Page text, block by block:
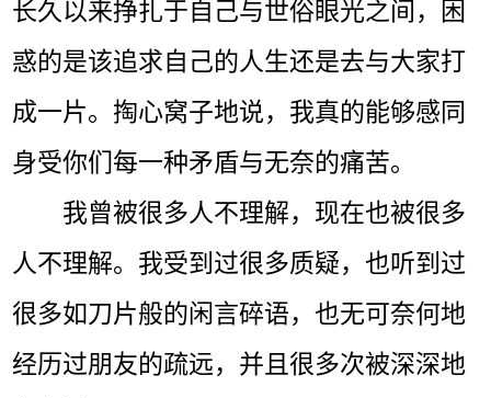
长久以来挣扎于自己与世俗眼光之间，困
惑的是该追求自己的人生还是去与大家打
成一片。掏心窝子地说，我真的能够感同
身受你们每一种矛盾与无奈的痛苦。
我曾被很多人不理解，现在也被很多
人不理解。我受到过很多质疑，也听到过
很多如刀片般的闲言碎语，也无可奈何地
经历过朋友的疏远，并且很多次被深深地